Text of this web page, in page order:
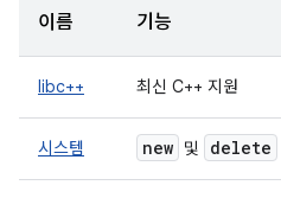
이름 기능
libc++ 최신 C++ 지원
시스템 new 및 delete